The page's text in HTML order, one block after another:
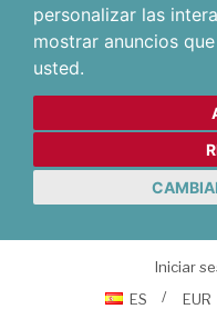
personalizar las
mostrar anuncios
usted.
Iniciar
ES
EUR